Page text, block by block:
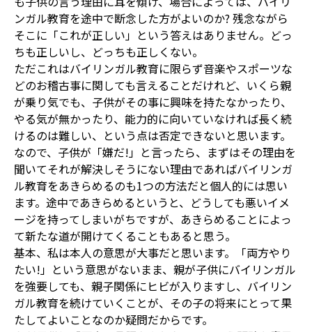
ンガル教育を途中で断念した方がよいのか? 残念ながら
そこに「これが正しい」という答えはありません。どっ
ちも正しいし、どっちも正しくない。
ただこれはバイリンガル教育に限らず音楽やスポーツな
どのお稽古事に関しても言えることだけれど、いくら親
が乗り気でも、子供がその事に興味を持たなかったり、
やる気が無かったり、能力的に向いていなければ長く続
けるのは難しい、という点は否定できないと思います。
なので、子供が「嫌だ!」と言ったら、まずはその理由を
聞いてそれが解決しそうにない理由であればバイリンガ
ル教育をあきらめるのも1つの方法だと個人的には思い
ます。途中であきらめるというと、どうしても悪いイメ
ージを持ってしまいがちですが、あきらめることによっ
て新たな道が開けてくることもあると思う。
基本、私は本人の意思が大事だと思います。「両方やり
たい!」という意思がないまま、親が子供にバイリンガル
を強要しても、親子関係にヒビが入りますし、バイリン
ガル教育を続けていくことが、その子の将来にとって果
たしてよいことなのか疑問だからです。